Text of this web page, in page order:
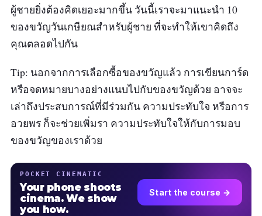
ผู้ชายยิ่งต้องคิดเยอะมากขึ้น วันนี้เราจะมาแนะนำ 10
ของขวัญวันเกษียณสำหรับผู้ชาย ที่จะทำให้เขาคิดถึง
คุณตลอดไปกัน
Tip: นอกจากการเลือกซื้อของขวัญแล้ว การเขียนการ์ด
หรือจดหมายบางอย่างแนบไปกับของขวัญด้วย อาจจะ
เล่าถึงประสบการณ์ที่มีร่วมกัน ความประทับใจ หรือการ
อวยพร ก็จะช่วยเพิ่มรา ความประทับใจให้กับการมอบ
ของขวัญของเราด้วย
POCKET CINEMATIC
Your phone shoots
cinema. We show
you how.
Start the course →